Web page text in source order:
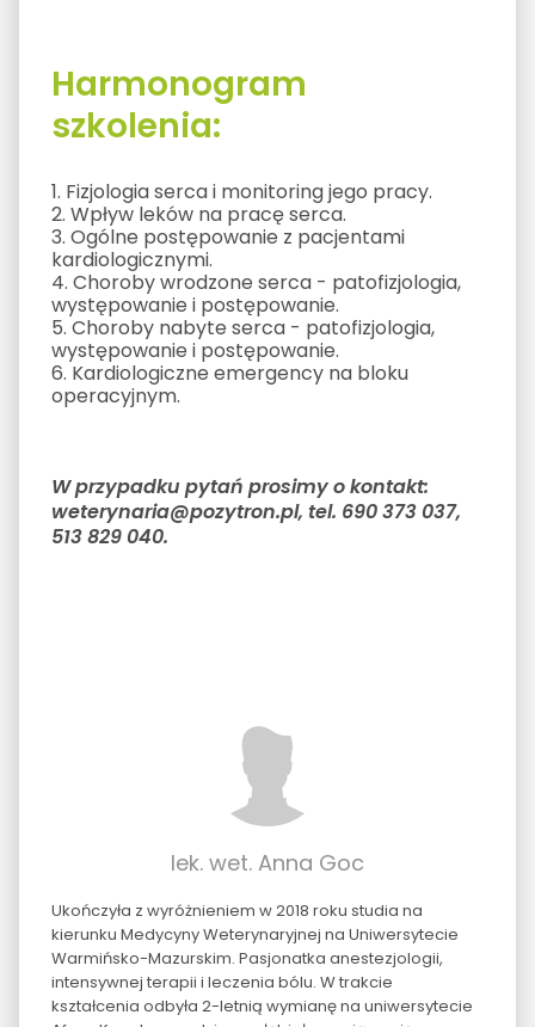
Harmonogram
szkolenia:
1. Fizjologia serca i monitoring jego pracy.
2. Wpływ leków na pracę serca.
3. Ogólne postępowanie z pacjentami
kardiologicznymi.
4. Choroby wrodzone serca - patofizjologia,
występowanie i postępowanie.
5. Choroby nabyte serca - patofizjologia,
występowanie i postępowanie.
6. Kardiologiczne emergency na bloku
operacyjnym.
W przypadku pytań prosimy o kontakt:
weterynaria@pozytron.pl, tel. 690 373 037,
513 829 040.
lek. wet. Anna Goc
Ukończyła z wyróżnieniem w 2018 roku studia na
kierunku Medycyny Weterynaryjnej na Uniwersytecie
Warmińsko-Mazurskim. Pasjonatka anestezjologii,
intensywnej terapii i leczenia bólu. W trakcie
kształcenia odbyła 2-letnią wymianę na uniwersytecie